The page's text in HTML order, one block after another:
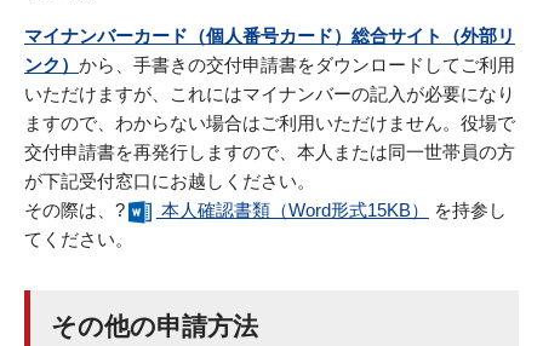
マイナンバーカード（個人番号カード）総合サイト（外部リ
ンク） から、手書きの交付申請書をダウンロードしてご利用
いただけますが、これにはマイナンバーの記入が必要になり
ますので、わからない場合はご利用いただけません。役場で
交付申請書を再発行しますので、本人または同一世帯員の方
が下記受付窓口にお越しください。
その際は、?
本人確認書類（Word形式15KB）
を持参し
てください。
その他の申請方法